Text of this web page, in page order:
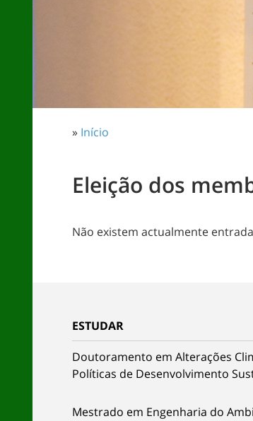
» Início
Eleição dos
Não existem actualmente
ESTUDAR
Doutoramento em Alterações
Políticas de Desenvolvimento
Mestrado em Engenharia do